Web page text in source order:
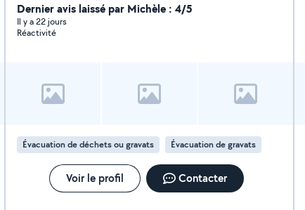
BAFA), mais aussi promenade de chiens, ménage,
tondre la pelouse, monter des meubles, manutention,
déménagement, faire vos course, du sport...
Dernier avis laissé par Michèle : 4/5
Il y a 22 jours
Réactivité
Évacuation de déchets ou gravats Évacuation de gravats
Voir le profil Contacter